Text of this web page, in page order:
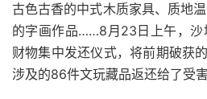
古色古香的中式木质家具、质地
的字画作品……8月23日上午，沙
财物集中发还仪式，将前期破获
涉及的86件文玩藏品返还给了受害